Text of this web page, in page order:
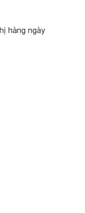
hàng ngày